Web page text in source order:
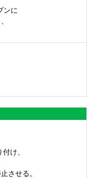
ンに
け、
させる。